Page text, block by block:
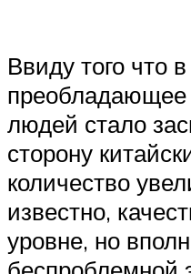
Ввиду того что
людей стало
сторону
количество
известно,
уровне, но